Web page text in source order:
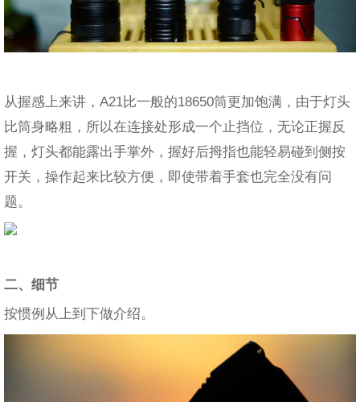
从握感上来讲，A21比一般的18650筒更加饱满，由于灯头
比筒身略粗，所以在连接处形成一个止挡位，无论正握反
握，灯头都能露出手掌外，握好后拇指也能轻易碰到侧按
开关，操作起来比较方便，即使带着手套也完全没有问
题。
二、细节
按惯例从上到下做介绍。